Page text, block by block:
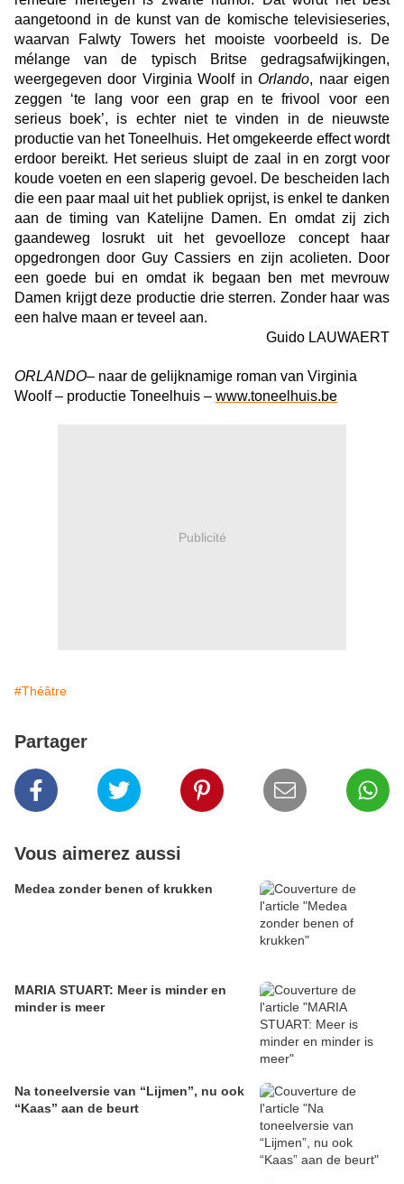
aangetoond in de kunst van de komische televisieseries,
waarvan Falwty Towers het mooiste voorbeeld is. De
mélange van de typisch Britse gedragsafwijkingen,
weergegeven door Virginia Woolf in Orlando, naar eigen
zeggen ‘te lang voor een grap en te frivool voor een
serieus boek’, is echter niet te vinden in de nieuwste
productie van het Toneelhuis. Het omgekeerde effect wordt
erdoor bereikt. Het serieus sluipt de zaal in en zorgt voor
koude voeten en een slaperig gevoel. De bescheiden lach
die een paar maal uit het publiek oprijst, is enkel te danken
aan de timing van Katelijne Damen. En omdat zij zich
gaandeweg losrukt uit het gevoelloze concept haar
opgedrongen door Guy Cassiers en zijn acolieten. Door
een goede bui en omdat ik begaan ben met mevrouw
Damen krijgt deze productie drie sterren. Zonder haar was
een halve maan er teveel aan.
Guido LAUWAERT
ORLANDO– naar de gelijknamige roman van Virginia
Woolf – productie Toneelhuis – www.toneelhuis.be
Publicité
#Théâtre
Partager
Vous aimerez aussi
Medea zonder benen of krukken
MARIA STUART: Meer is minder en
minder is meer
Na toneelversie van “Lijmen”, nu ook
“Kaas” aan de beurt